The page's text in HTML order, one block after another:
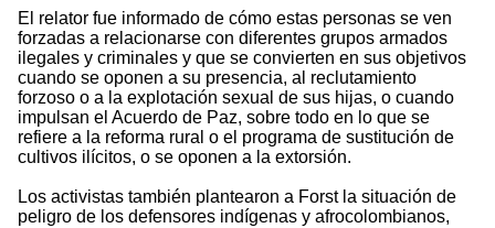
El relator fue informado de cómo estas personas se ven
forzadas a relacionarse con diferentes grupos armados
ilegales y criminales y que se convierten en sus objetivos
cuando se oponen a su presencia, al reclutamiento
forzoso o a la explotación sexual de sus hijas, o cuando
impulsan el Acuerdo de Paz, sobre todo en lo que se
refiere a la reforma rural o el programa de sustitución de
cultivos ilícitos, o se oponen a la extorsión.
Los activistas también plantearon a Forst la situación de
peligro de los defensores indígenas y afrocolombianos,